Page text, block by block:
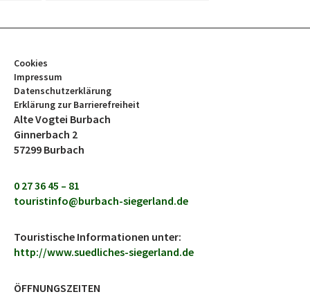
Cookies
Impressum
Datenschutzerklärung
Erklärung zur Barrierefreiheit
Alte Vogtei Burbach
Ginnerbach 2
57299 Burbach
0 27 36 45 – 81
touristinfo@burbach-siegerland.de
Touristische Informationen unter:
http://www.suedliches-siegerland.de
ÖFFNUNGSZEITEN